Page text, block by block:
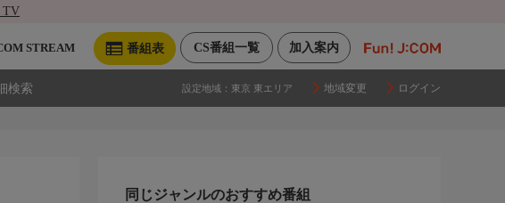
TV
加入案内
CS番組一覧
番組表
STREAM
検索 設定地域： 東京 東エリア 地域変更 ログイン
同じジャンルのおすすめ番組